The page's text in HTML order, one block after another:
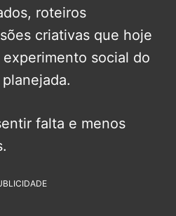
roteiros
criativas que hoje
social do
falta e menos